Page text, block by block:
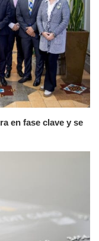
en fase clave y se